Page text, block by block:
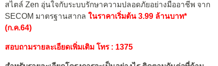
สไตล์ Zen อุ่นใจกับระบบรักษาความปลอดภัยอย่างมืออาชีพ จาก
SECOM มาตรฐานสากล ในราคาเริ่มต้น 3.99 ล้านบาท*
(ก.ค.64)
สอบถามรายละเอียดเพิ่มเติม โทร : 1375